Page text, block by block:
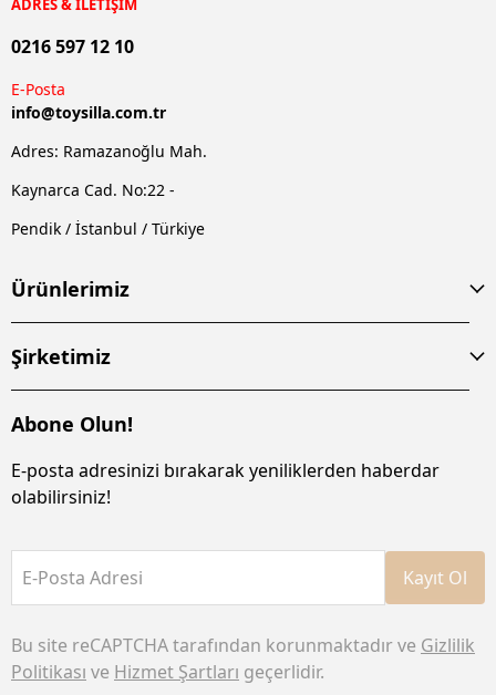
ADRES & İLETİŞİM
0216 597 12 10
E-Posta
info@toysilla.com.tr
Adres: Ramazanoğlu Mah.
Kaynarca Cad. No:22 -
Pendik / İstanbul / Türkiye
Ürünlerimiz
Şirketimiz
Abone Olun!
E-posta adresinizi bırakarak yeniliklerden haberdar
olabilirsiniz!
E-Posta Adresi Kayıt Ol
Bu site reCAPTCHA tarafından korunmaktadır ve Gizlilik
Politikası ve Hizmet Şartları geçerlidir.